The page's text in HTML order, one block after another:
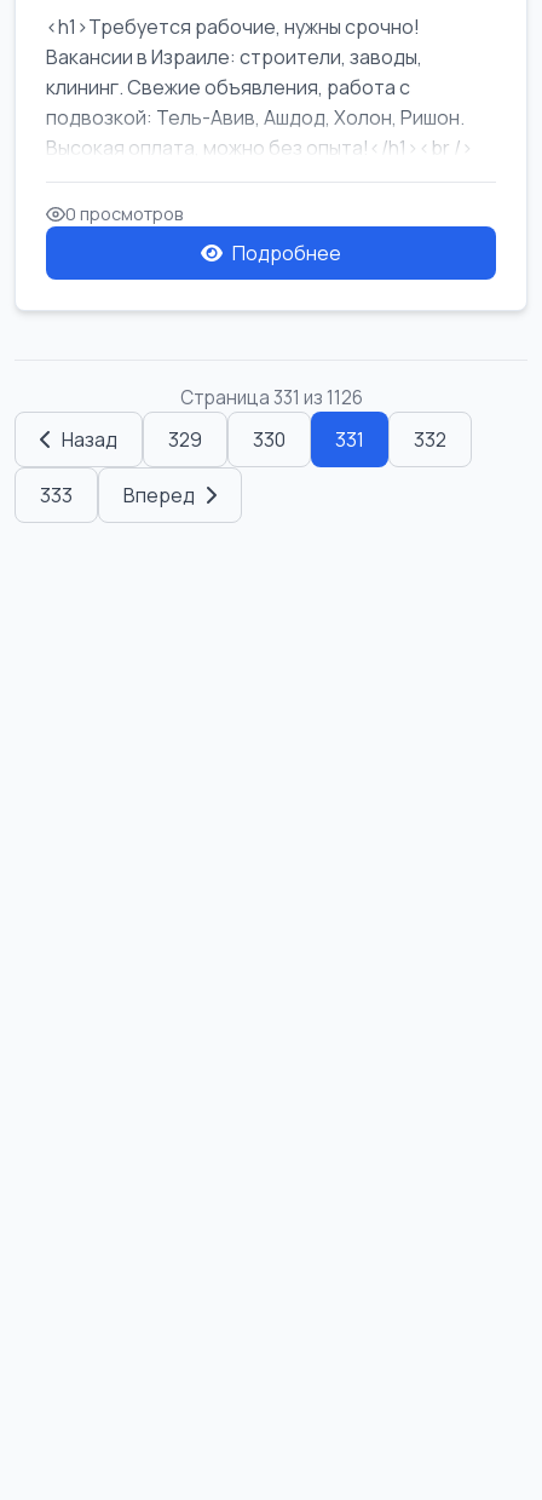
<h1>Требуется рабочие, нужны срочно!
Вакансии в Израиле: строители, заводы,
клининг. Свежие объявления, работа с
подвозкой: Тель-Авив, Ашдод, Холон, Ришон.
Высокая оплата, можно без опыта!</h1><br />
...
0 просмотров
Подробнее
Страница 331 из 1126
Назад 329 330 331 332
333 Вперед